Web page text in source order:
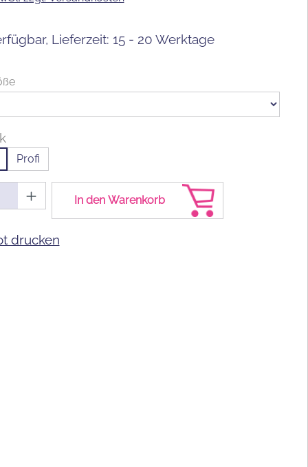
Lieferzeit: 15 - 20 Werktage
auswählen
Profi
Anzahl: Gib den gewünschten Wert
In den Warenkorb
drucken